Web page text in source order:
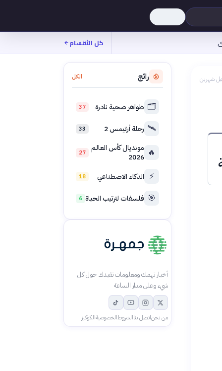
كل الأقسام
شهرين رائج الكل
🗂️ ظواهر صحية نادرة 37
🛰️ رحلة أرتيمس 2 33
🔥 مونديال كأس العالم
2026
27
⚡ الذكاء الاصطناعي 18
🎯 فلسفات لترتيب الحياة 6
أخبار تهمك ومعلومات تفيدك حول كل
شيء وعلى مدار الساعة
من نحناتصل بناالشروطالخصوصيةالكوكيز